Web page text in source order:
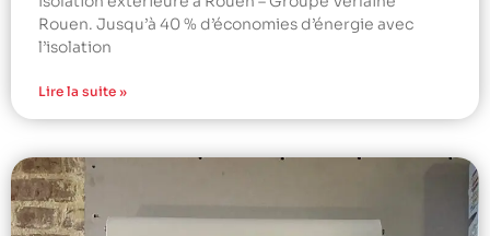
Rouen. Jusqu’à 40 % d’économies d’énergie avec
l’isolation
Lire la suite »